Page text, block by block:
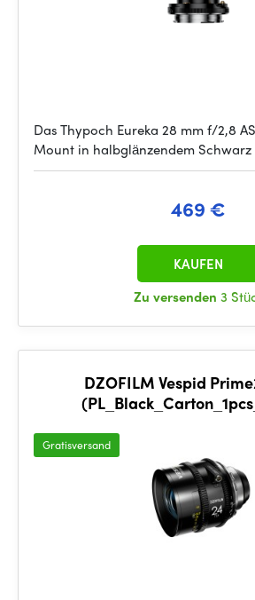
Das Thypoch Eureka 28 mm f/2,8
Mount in halbglänzendem Schwarz
469 €
Zu versenden 3
KAUFEN
DZOFILM Vespid
Gratisversand